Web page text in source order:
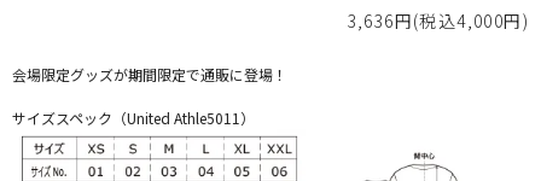
3,636円(税込4,000円)
会場限定グッズが期間限定で通販に登場！
サイズスペック（United Athle5011）